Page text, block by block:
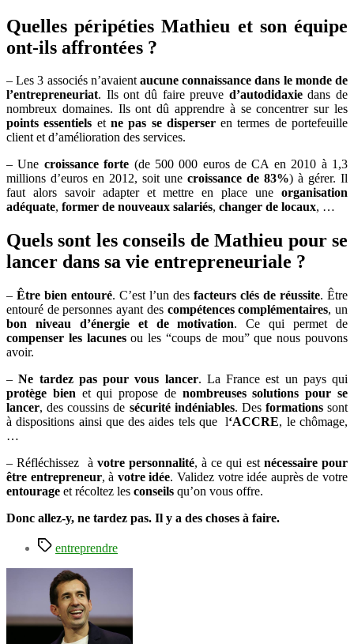
Quelles péripéties Mathieu et son équipe
ont-ils affrontées ?
– Les 3 associés n’avaientaucune connaissance dans le monde de
l’entrepreneuriat. Ils ont dû faire preuve d’autodidaxiedans de
nombreux domaines. Ils ont dû apprendre à se concentrer sur les
points essentiels et ne pas se disperseren termes de portefeuille
client et d’amélioration des services.
– Une croissance forte (de 500 000 euros de CA en 2010 à 1,3
millions d’euros en 2012, soit une croissance de 83%) à gérer. Il
faut alors savoir adapter et mettre en place une organisation
adéquate, former de nouveaux salariés, changer de locaux, …
Quels sont les conseils de Mathieu pour se
lancer dans sa vie entrepreneuriale ?
– Être bien entouré. C’est l’un des facteurs clés de réussite. Être
entouré de personnes ayant descompétences complémentaires, un
bon niveau d’énergie et de motivation. Ce qui permet de
compenser les lacunesou les “coups de mou” que nous pouvons
avoir.
–Ne tardez pas pour vous lancer. La France est un pays qui
protège bien et qui propose de nombreuses solutions pour se
lancer, des coussins de sécurité indéniables. Des formationssont
à dispositions ainsi que des aides tels que l‘ACCRE, le chômage,
…
– Réfléchissez à votre personnalité, à ce qui est nécessaire pour
être entrepreneur, à votre idée. Validez votre idée auprès de votre
entourage et récoltez les conseils qu’on vous offre.
Donc allez-y, ne tardez pas. Il y a des choses à faire.
Étiquettes
entreprendre